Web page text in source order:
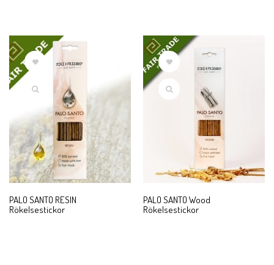
PALO SANTO RESIN
Rökelsestickor
PALO SANTO Wood
Rökelsestickor